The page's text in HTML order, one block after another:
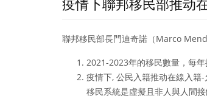
疫情下聯邦移民部推动
聯邦移民部長門迪奇諾（Marco
2021-2023年的移民數量，每年
疫情下, 公民入籍推动在線入籍
移民系統是虛擬且非人與人間